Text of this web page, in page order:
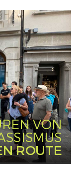
route PERCORSI
enroute INFO
VON
ROUTE